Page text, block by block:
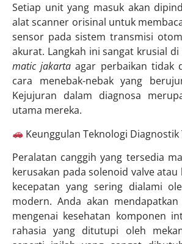
Setiap unit yang masuk akan
alat scanner orisinal untuk
sensor pada sistem transmisi
akurat. Langkah ini sangat krusial di
matic jakarta agar perbaikan tidak
cara menebak-nebak yang
Kejujuran dalam diagnosa
utama mereka.
Keunggulan Teknologi
Peralatan canggih yang tersedia
kerusakan pada solenoid valve atau
kecepatan yang sering dialami
modern. Anda akan
mengenai kesehatan komponen
rahasia yang ditutupi oleh